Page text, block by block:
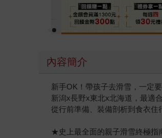
內容簡介
新手OK！帶孩子去滑雪，一定
新潟x長野x東北x北海道，最適
從行前準備、裝備剖析到食衣住
★史上最全面的親子滑雪終極指